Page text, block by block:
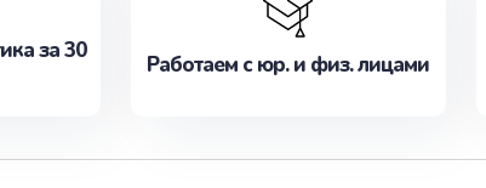
за 30
Работаем с юр. и физ. лицами